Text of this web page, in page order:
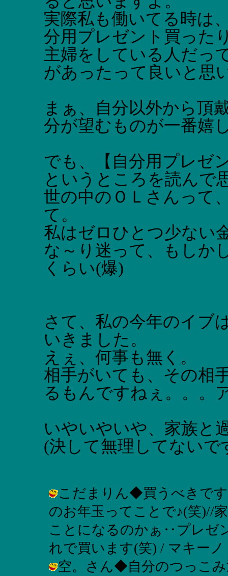
実際私も働いてる時は
分用プレゼント買った
主婦をしている人だっ
があったって良いと思
まぁ、自分以外から頂
分が望むものが一番嬉
でも、【自分用プレ
というところを読んで
世の中のＯＬさんって
て。
私はゼロひとつ少ない
な～り迷って、もしか
くらい(爆)
さて、私の今年のイブ
いきました。
えぇ、何事も無く。
相手がいても、その相
るもんですねぇ。。。
いやいやいや、家族と
(決して無理してないで
こだまりん◆買うべきで
のお年玉ってことで♪(笑)//
ことになるのかぁ‥プレゼ
れで買います(笑) / マキーノ
空。さん◆自分のつっこ